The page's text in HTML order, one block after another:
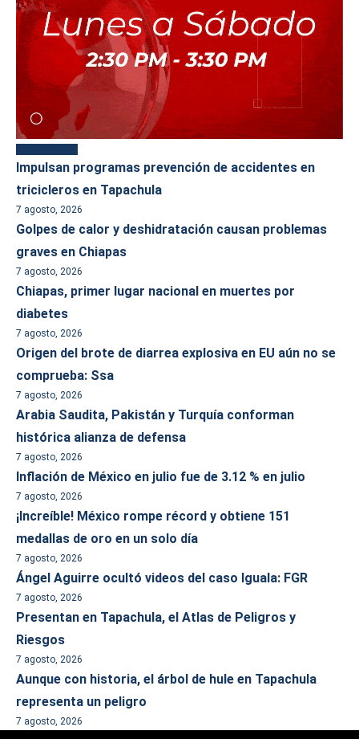
Impulsan programas prevención de accidentes en
tricicleros en Tapachula
7 agosto, 2026
Golpes de calor y deshidratación causan problemas
graves en Chiapas
7 agosto, 2026
Chiapas, primer lugar nacional en muertes por
diabetes
7 agosto, 2026
Origen del brote de diarrea explosiva en EU aún no se
comprueba: Ssa
7 agosto, 2026
Arabia Saudita, Pakistán y Turquía conforman
histórica alianza de defensa
7 agosto, 2026
Inflación de México en julio fue de 3.12 % en julio
7 agosto, 2026
¡Increíble! México rompe récord y obtiene 151
medallas de oro en un solo día
7 agosto, 2026
Ángel Aguirre ocultó videos del caso Iguala: FGR
7 agosto, 2026
Presentan en Tapachula, el Atlas de Peligros y
Riesgos
7 agosto, 2026
Aunque con historia, el árbol de hule en Tapachula
representa un peligro
7 agosto, 2026